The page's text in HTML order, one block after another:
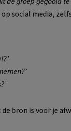
social media,
bron is voor je